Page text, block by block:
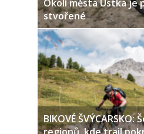
Okolí města Ustka je
stvořené
BIKOVÉ ŠVÝCARSKO: